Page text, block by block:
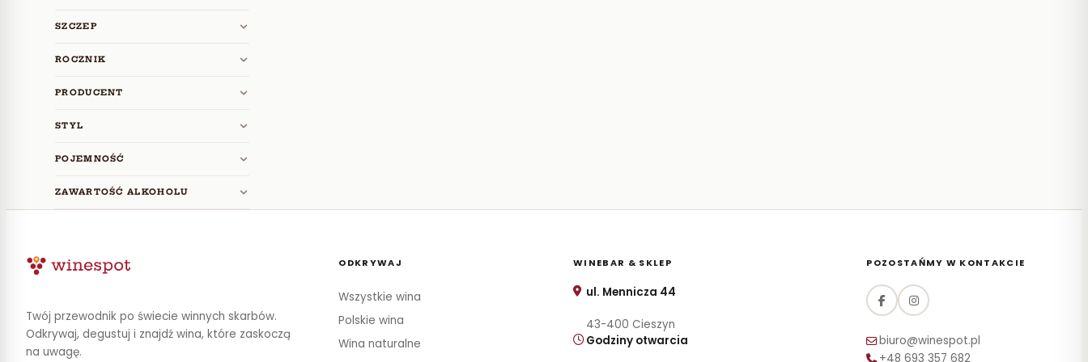
SZCZEP
ROCZNIK
PRODUCENT
STYL
POJEMNOŚĆ
ZAWARTOŚĆ ALKOHOLU
Twój przewodnik po świecie winnych skarbów.
Odkrywaj, degustuj i znajdź wina, które zaskoczą
na uwagę.
ODKRYWAJ
Wszystkie wina
Polskie wina
Wina naturalne
WINEBAR & SKLEP
ul. Mennicza 44
43-400 Cieszyn
Godziny otwarcia
POZOSTAŃMY W KONTAKCIE
biuro@winespot.pl
+48 693 357 682